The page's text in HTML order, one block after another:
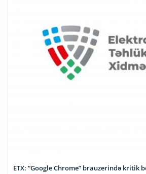
ETX: “Google Chrome” brauzerində kritik